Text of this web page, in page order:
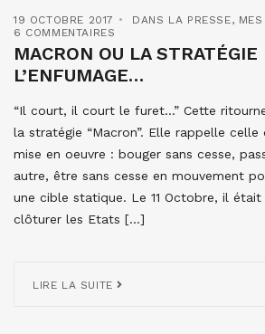
19 OCTOBRE 2017 DANS LA PRESSE,
6 COMMENTAIRES
MACRON OU LA STRATÉGIE
L’ENFUMAGE…
“Il court, il court le furet…” Cette
la stratégie “Macron”. Elle rappelle celle
mise en oeuvre : bouger sans cesse,
autre, être sans cesse en mouvement
une cible statique. Le 11 Octobre, il était
clôturer les Etats […]
LIRE LA SUITE